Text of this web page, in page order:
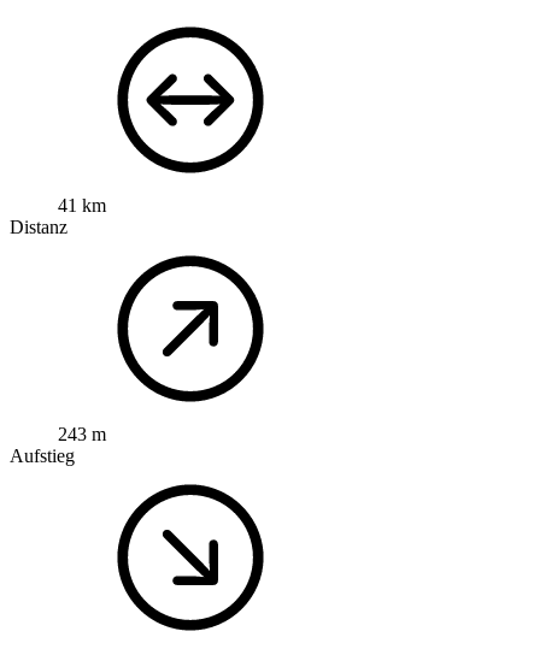
41 km
Distanz
243 m
Aufstieg